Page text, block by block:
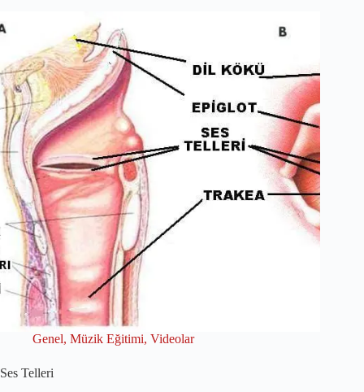
Genel, Müzik Eğitimi, Videolar
Ses Telleri